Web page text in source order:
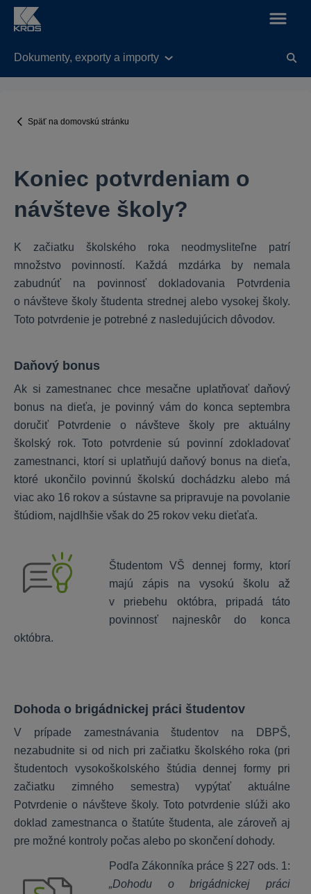
Dokumenty, exporty a importy
Legislatívne úpravy v aplikácií od 01.01.2025
Balík KROS Fakturácie
Funkcie
E-shop
KROS Sklad
Všeobecné
Funkcie
Digitálna kancelária
Začíname
Čo KROS Digitálna kancelária ponúka
Používatelia
Prepojenie s účtovníctvom
Nastavenia
KROS Dochádzka
Voliteľné položky a výnimky
Pracovné kalendáre
HR systém
Nastavenie HR systému
Práca s kartou zamestnanca
Späť na domovskú stránku
Koniec potvrdeniam o
návšteve školy?
K začiatku školského roka neodmysliteľne patrí
množstvo povinností. Každá mzdárka by nemala
zabudnúť na povinnosť dokladovania Potvrdenia
o návšteve školy študenta strednej alebo vysokej školy.
Toto potvrdenie je potrebné z nasledujúcich dôvodov.
Daňový bonus
Ak si zamestnanec chce mesačne uplatňovať daňový
bonus na dieťa, je povinný vám do konca septembra
doručiť Potvrdenie o návšteve školy pre aktuálny
školský rok. Toto potvrdenie sú povinní zdokladovať
zamestnanci, ktorí si uplatňujú daňový bonus na dieťa,
ktoré ukončilo povinnú školskú dochádzku alebo má
viac ako 16 rokov a sústavne sa pripravuje na povolanie
štúdiom, najdlhšie však do 25 rokov veku dieťaťa.
Študentom VŠ dennej formy, ktorí
majú zápis na vysokú školu až
v priebehu októbra, pripadá táto
povinnosť najneskôr do konca
októbra.
Dohoda o brigádnickej práci študentov
V prípade zamestnávania študentov na DBPŠ,
nezabudnite si od nich pri začiatku školského roka (pri
študentoch vysokoškolského štúdia dennej formy pri
začiatku zimného semestra) vypýtať aktuálne
Potvrdenie o návšteve školy. Toto potvrdenie slúži ako
doklad zamestnanca o štatúte študenta, ale zároveň aj
pre možné kontroly počas alebo po skončení dohody.
Podľa Zákonníka práce § 227 ods. 1:
„Dohodu o brigádnickej práci